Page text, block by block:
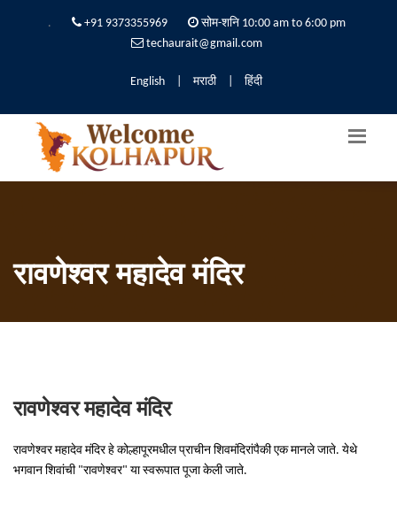
. +91 9373355969
सोम-शनि 10:00 am to 6:00 pm
techaurait@gmail.com
English मराठी हिंदी
रावणेश्वर महादेव मंदिर
रावणेश्वर महादेव मंदिर
रावणेश्वर महादेव मंदिर हे कोल्हापूरमधील प्राचीन शिवमंदिरांपैकी एक मानले जाते. येथे
भगवान शिवांची "रावणेश्वर" या स्वरूपात पूजा केली जाते.